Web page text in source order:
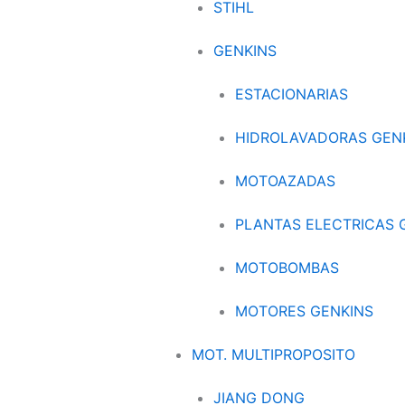
STIHL
GENKINS
ESTACIONARIAS
HIDROLAVADORAS
MOTOAZADAS
PLANTAS ELECTRICAS
MOTOBOMBAS
MOTORES GENKINS
MOT. MULTIPROPOSITO
JIANG DONG